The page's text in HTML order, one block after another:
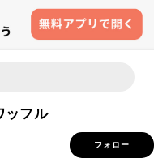
ッフル
フォロー